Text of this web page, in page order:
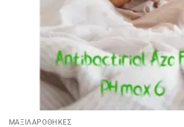
ΜΑΞΙΛΑΡΟΘΗΚΕΣ